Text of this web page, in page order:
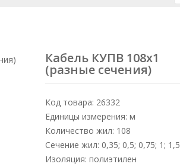
Кабель КУПВ 108х1
(разные сечения)
Код товара: 26332
Единицы измерения: м
Количество жил: 108
Сечение жил: 0,35; 0,5; 0,75; 1; 1,5
Изоляция: полиэтилен